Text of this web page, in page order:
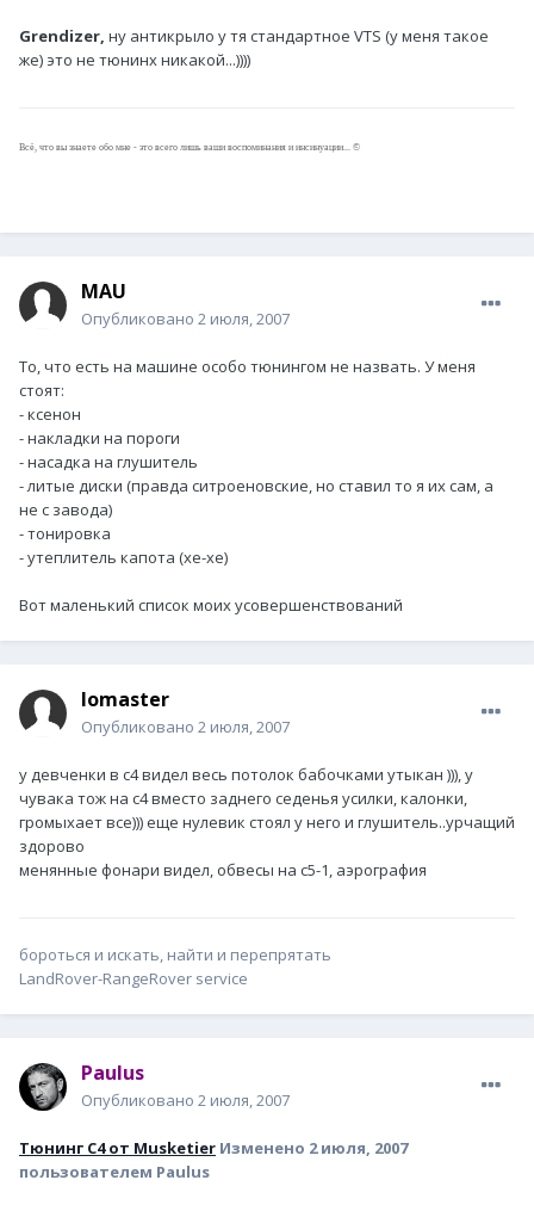
Grendizer, ну антикрыло у тя стандартное VTS (у меня такое
же) это не тюнинх никакой...))))
Всё, что вы знаете обо мне - это всего лишь ваши воспоминания и инсинуации... ©
MAU
Опубликовано 2 июля, 2007
То, что есть на машине особо тюнингом не назвать. У меня
стоят:
- ксенон
- накладки на пороги
- насадка на глушитель
- литые диски (правда ситроеновские, но ставил то я их сам, а
не с завода)
- тонировка
- утеплитель капота (хе-хе)
Вот маленький список моих усовершенствований
lomaster
Опубликовано 2 июля, 2007
у девченки в с4 видел весь потолок бабочками утыкан ))), у
чувака тож на с4 вместо заднего седенья усилки, калонки,
громыхает все))) еще нулевик стоял у него и глушитель..урчащий
здорово
менянные фонари видел, обвесы на с5-1, аэрография
бороться и искать, найти и перепрятать
LandRover-RangeRover service
Paulus
Опубликовано 2 июля, 2007
Тюнинг С4 от Musketier Изменено 2 июля, 2007
пользователем Paulus